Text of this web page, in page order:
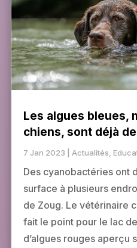
Les algues bleues,
chiens, sont déjà
7 Jan 2023 Actualités
Des cyanobactéries ont
surface à plusieurs
de Zoug. Le vétérinaire
fait le point pour le lac
d’algues rouges aperçu